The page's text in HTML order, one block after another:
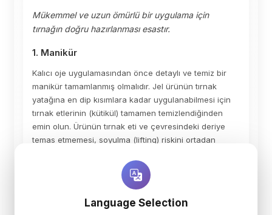
Mükemmel ve uzun ömürlü bir uygulama için
tırnağın doğru hazırlanması esastır.
1. Manikür
Kalıcı oje uygulamasından önce detaylı ve temiz bir
manikür tamamlanmış olmalıdır. Jel ürünün tırnak
yatağına en dip kısımlara kadar uygulanabilmesi için
tırnak etlerinin (kütikül) tamamen temizlendiğinden
emin olun. Ürünün tırnak eti ve çevresindeki deriye
temas etmemesi, soyulma (lifting) riskini ortadan
Language Selection